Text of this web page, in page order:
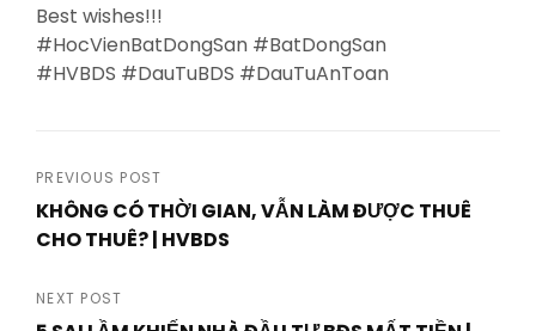
Best wishes!!!
#HocVienBatDongSan #BatDongSan
#HVBDS #DauTuBDS #DauTuAnToan
Post
navigation
PREVIOUS POST
KHÔNG CÓ THỜI GIAN, VẪN LÀM ĐƯỢC THUÊ
CHO THUÊ? | HVBDS
Post
NEXT POST